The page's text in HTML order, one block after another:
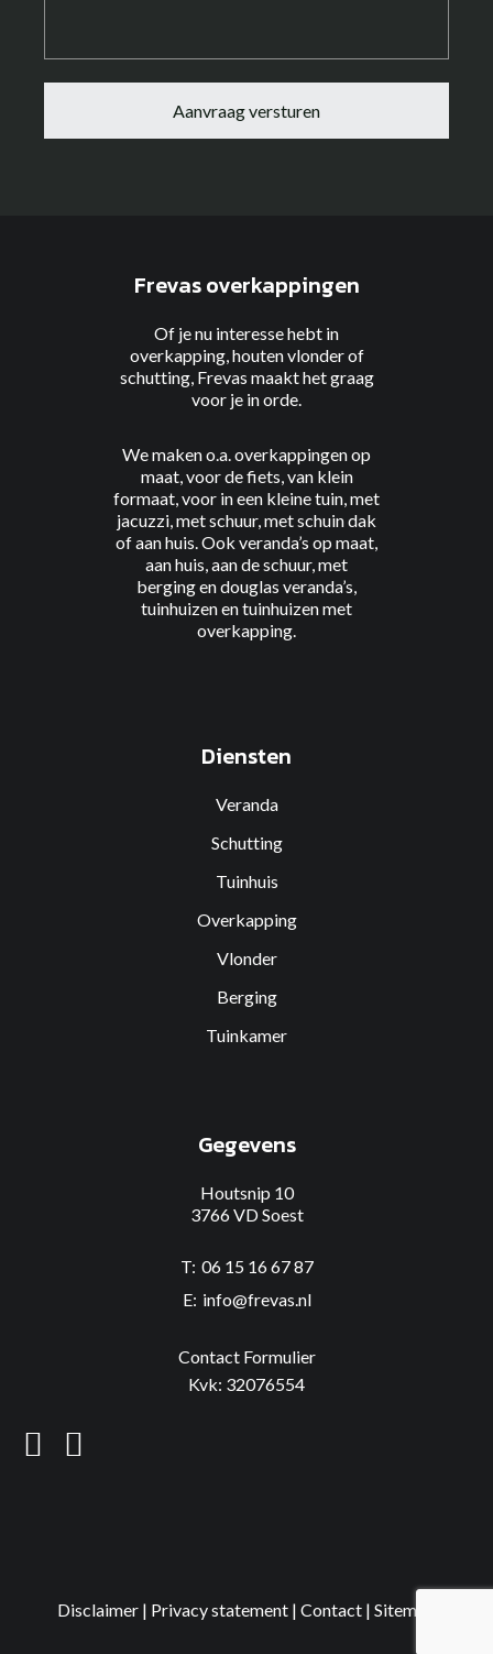
Frevas overkappingen
Of je nu interesse hebt in
overkapping, houten vlonder of
schutting, Frevas maakt het graag
voor je in orde.
We maken o.a. overkappingenop
maat,voor de fiets, van klein
formaat, voor in een kleine tuin, met
jacuzzi, metschuur, metschuin dak
ofaan huis. Ook veranda’s op maat,
aanhuis, aande schuur, met
bergingendouglas veranda’s,
tuinhuizenentuinhuizen met
overkapping.
Diensten
Veranda
Schutting
Tuinhuis
Overkapping
Vlonder
Berging
Tuinkamer
Gegevens
Houtsnip 10
3766 VD Soest
06 15 16 67 87
info@frevas.nl
Contact Formulier
Kvk: 32076554
Disclaimer | Privacy statement | Contact | Sitemap